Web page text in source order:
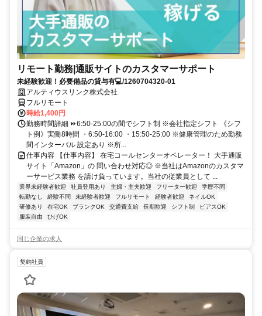
リモート勤務|通販サイトのカスタマーサポート
未経験歓迎！必要備品の貸与有💻/1260704320-01
アルティウスリンク株式会社
フルリモート
時給1,400円
勤務時間詳細 ⏩6:50-25:00の間でシフト制 ※会社指定シフト 《シフ
ト例》実働8時間 ・6:50-16:00 ・15:50-25:00 ※健康管理のため勤務
間インターバル 設定あり ※所...
仕事内容 【仕事内容】 在宅コールセンターオペレーター！ 大手通販
サイト「Amazon」の 問い合わせ対応◎ ※当社はAmazonのカスタマ
ーサービス業務 を請け負っています。当社の従業員として ...
業界未経験者歓迎 社員登用あり 主婦・主夫歓迎 フリーター歓迎
学歴不問
転勤なし
経験不問 未経験者歓迎 フルリモート 経験者歓迎
ネイルOK
研修あり
在宅OK ブランクOK 交通費支給 長期歓迎 シフト制
ピアスOK
服装自由
ひげOK
同じ企業の求人
契約社員